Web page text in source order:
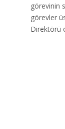
görevinin
görevler
Direktörü